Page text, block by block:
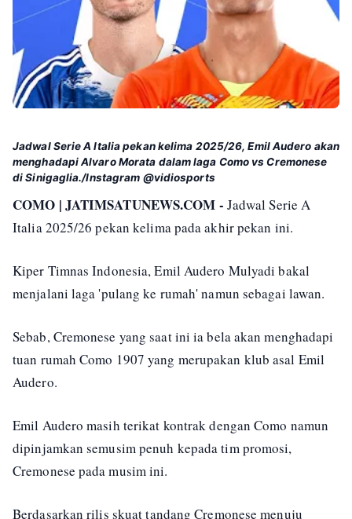
Jadwal Serie A Italia pekan kelima 2025/26, Emil Audero akan
menghadapi Alvaro Morata dalam laga Como vs Cremonese
di Sinigaglia./Instagram @vidiosports
COMO | JATIMSATUNEWS.COM - Jadwal Serie A
Italia 2025/26 pekan kelima pada akhir pekan ini.
Kiper Timnas Indonesia, Emil Audero Mulyadi bakal
menjalani laga 'pulang ke rumah' namun sebagai lawan.
Sebab, Cremonese yang saat ini ia bela akan menghadapi
tuan rumah Como 1907 yang merupakan klub asal Emil
Audero.
Emil Audero masih terikat kontrak dengan Como namun
dipinjamkan semusim penuh kepada tim promosi,
Cremonese pada musim ini.
Berdasarkan rilis skuat tandang Cremonese menuju